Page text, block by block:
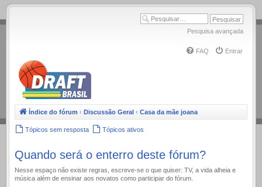
.
Pesquisa avançada
FAQ Entrar
Índice do fórum ‹ Discussão Geral ‹ Casa da mãe joana
Tópicos sem resposta Tópicos ativos
Quando será o enterro deste fórum?
Nesse espaço não existe regras, escreve-se o que quiser: TV, a vida alheia e
música além de ensinar aos novatos como participar do fórum.